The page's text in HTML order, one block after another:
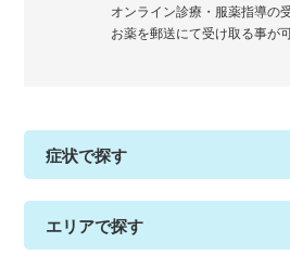
オンライン診療・服薬指導の
お薬を郵送にて受け取る事が
症状で探す
エリアで探す